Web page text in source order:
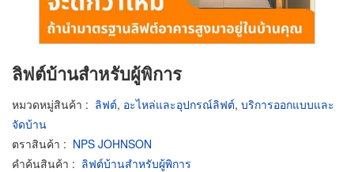
ลิฟต์บ้านสำหรับผู้พิการ
หมวดหมู่สินค้า : ลิฟต์, อะไหล่และอุปกรณ์ลิฟต์, บริการออกแบบและ
จัดบ้าน
ตราสินค้า : NPS JOHNSON
คำค้นสินค้า : ลิฟต์บ้านสำหรับผู้พิการ